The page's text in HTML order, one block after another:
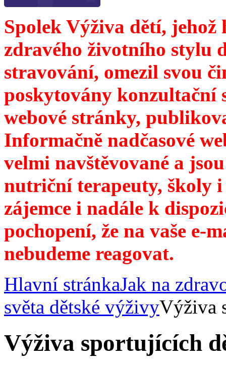
Spolek Výživa dětí,
zdravého životního stylu
stravování, omezil svou
poskytovány konzultační
webové stránky,
Informačně nadčasové
velmi navštěvované a
nutriční terapeuty, školy
zájemce i nadále k
pochopení, že na vaše e-
nebudeme reagovat.
Hlavní stránkaJak na
světa dětské výživyVýživa
Výživa sportujících